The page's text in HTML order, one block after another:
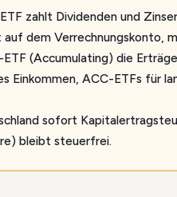
zahlt Dividenden und
dem Verrechnungskonto,
(Accumulating) die
Einkommen, ACC-ETFs für
sofort
bleibt steuerfrei.